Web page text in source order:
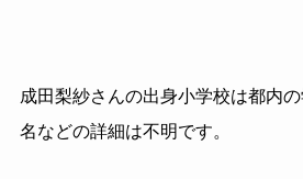
成田梨紗さんの出身小学校は都内
名などの詳細は不明です。